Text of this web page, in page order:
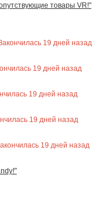
товары VR!"
19 дней назад
19 дней назад
19 дней назад
19 дней назад
19 дней назад